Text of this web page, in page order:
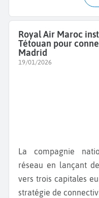
Royal Air Maroc
Tétouan pour
Madrid
19/01/2026
La compagnie nationale marocaine étend son
réseau en lançant
vers trois capitales
stratégie de